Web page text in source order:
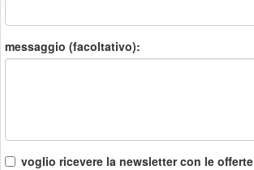
messaggio (facoltativo):
voglio ricevere la newsletter con le offerte